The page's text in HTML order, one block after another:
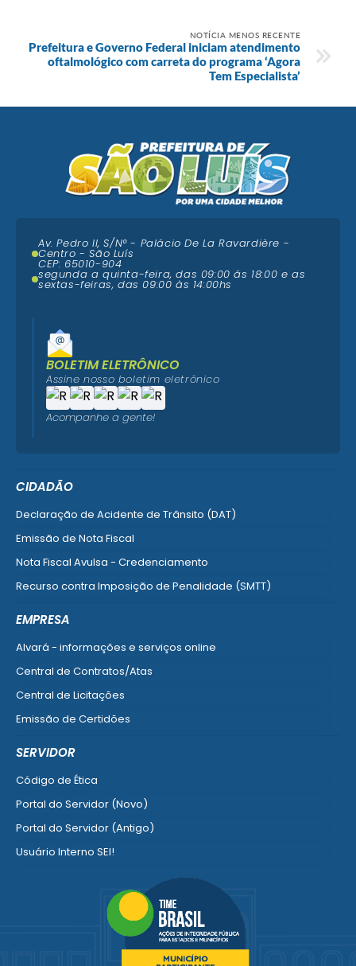
NOTÍCIA MENOS RECENTE
Prefeitura e Governo Federal iniciam atendimento
oftalmológico com carreta do programa ‘Agora
Tem Especialista’
CIDADÃO
Declaração de Acidente de Trânsito (DAT)
Emissão de Nota Fiscal
Nota Fiscal Avulsa - Credenciamento
Recurso contra Imposição de Penalidade (SMTT)
EMPRESA
Alvará - informações e serviços online
Central de Contratos/Atas
Central de Licitações
Emissão de Certidões
SERVIDOR
Código de Ética
Portal do Servidor (Novo)
Portal do Servidor (Antigo)
Usuário Interno SEI!
Portal do Segurado
Manual de Gestão Patrimonial
Av. Pedro II, S/N° - Palácio De La Ravardière -
Centro - São Luís
CEP: 65010-904
segunda a quinta-feira, das 09:00 ás 18:00 e as
sextas-feiras, das 09:00 às 14:00hs
BOLETIM ELETRÔNICO
Assine nosso boletim eletrônico
Acompanhe a gente!